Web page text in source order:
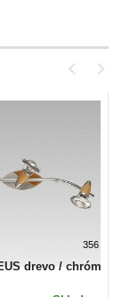
356
drevo / chróm